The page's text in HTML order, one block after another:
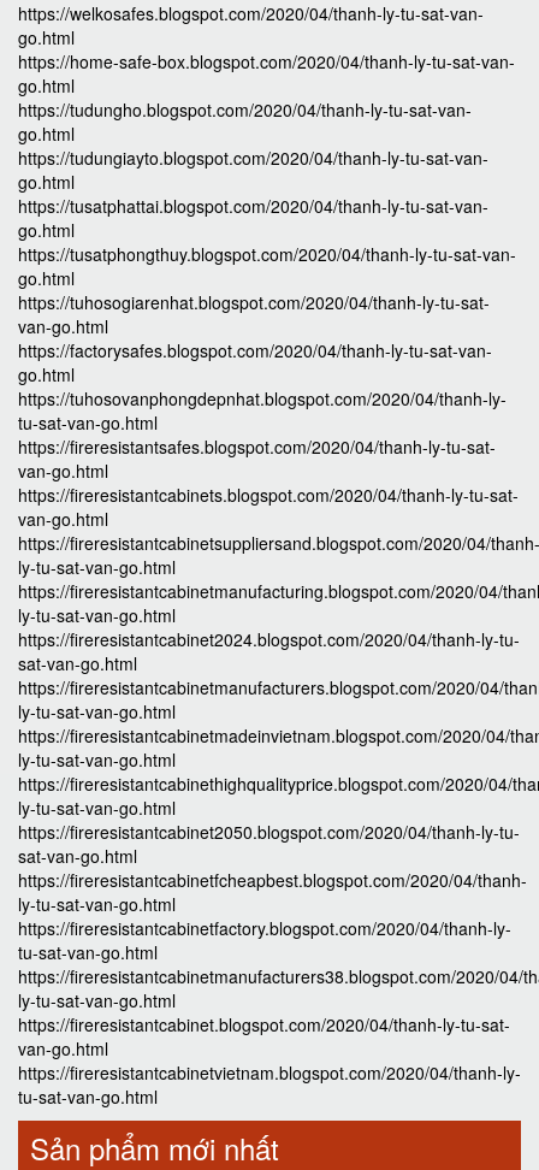
https://welkosafes.blogspot.com/2020/04/thanh-ly-tu-sat-van-
go.html
https://home-safe-box.blogspot.com/2020/04/thanh-ly-tu-sat-van-
go.html
https://tudungho.blogspot.com/2020/04/thanh-ly-tu-sat-van-
go.html
https://tudungiayto.blogspot.com/2020/04/thanh-ly-tu-sat-van-
go.html
https://tusatphattai.blogspot.com/2020/04/thanh-ly-tu-sat-van-
go.html
https://tusatphongthuy.blogspot.com/2020/04/thanh-ly-tu-sat-van-
go.html
https://tuhosogiarenhat.blogspot.com/2020/04/thanh-ly-tu-sat-
van-go.html
https://factorysafes.blogspot.com/2020/04/thanh-ly-tu-sat-van-
go.html
https://tuhosovanphongdepnhat.blogspot.com/2020/04/thanh-ly-
tu-sat-van-go.html
https://fireresistantsafes.blogspot.com/2020/04/thanh-ly-tu-sat-
van-go.html
https://fireresistantcabinets.blogspot.com/2020/04/thanh-ly-tu-sat-
van-go.html
https://fireresistantcabinetsuppliersand.blogspot.com/2020/04/thanh-
ly-tu-sat-van-go.html
https://fireresistantcabinetmanufacturing.blogspot.com/2020/04/
ly-tu-sat-van-go.html
https://fireresistantcabinet2024.blogspot.com/2020/04/thanh-ly-tu-
sat-van-go.html
https://fireresistantcabinetmanufacturers.blogspot.com/2020/04/
ly-tu-sat-van-go.html
https://fireresistantcabinetmadeinvietnam.blogspot.com/2020/04/
ly-tu-sat-van-go.html
https://fireresistantcabinethighqualityprice.blogspot.com/2020/04/
ly-tu-sat-van-go.html
https://fireresistantcabinet2050.blogspot.com/2020/04/thanh-ly-tu-
sat-van-go.html
https://fireresistantcabinetfcheapbest.blogspot.com/2020/04/thanh-
ly-tu-sat-van-go.html
https://fireresistantcabinetfactory.blogspot.com/2020/04/thanh-ly-
tu-sat-van-go.html
https://fireresistantcabinetmanufacturers38.blogspot.com/2020/04/
ly-tu-sat-van-go.html
https://fireresistantcabinet.blogspot.com/2020/04/thanh-ly-tu-sat-
van-go.html
https://fireresistantcabinetvietnam.blogspot.com/2020/04/thanh-ly-
tu-sat-van-go.html
Sản phẩm mới nhất